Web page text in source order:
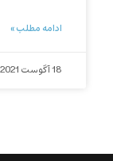
ادامه مطلب »
18 آگوست 2021